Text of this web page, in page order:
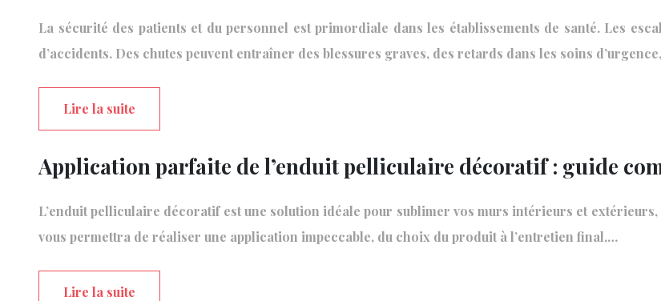
La sécurité des patients et du personnel est primordiale dans les établissements de santé. Les
d’accidents. Des chutes peuvent entraîner des blessures graves, des retards dans les soins
Lire la suite
Application parfaite de l’enduit pelliculaire décoratif : guide
L’enduit pelliculaire décoratif est une solution idéale pour sublimer vos murs intérieurs et
vous permettra de réaliser une application impeccable, du choix du produit à l’entretien final,…
Lire la suite